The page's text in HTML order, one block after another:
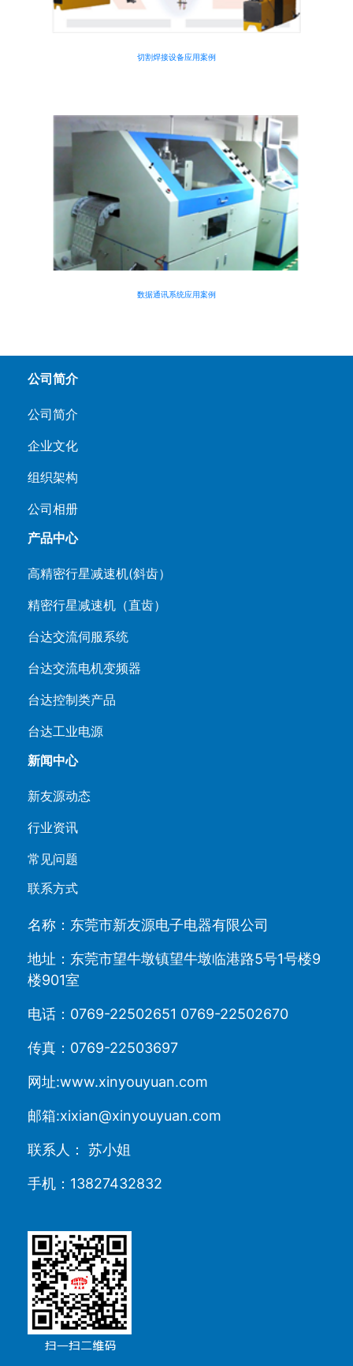
切割焊接设备应用案例
数据通讯系统应用案例
公司简介
公司简介
企业文化
组织架构
公司相册
产品中心
高精密行星减速机(斜齿）
精密行星减速机（直齿）
台达交流伺服系统
台达交流电机变频器
台达控制类产品
台达工业电源
新闻中心
新友源动态
行业资讯
常见问题
联系方式
名称：东莞市新友源电子电器有限公司
地址：东莞市望牛墩镇望牛墩临港路5号1号楼9
楼901室
电话：0769-22502651 0769-22502670
传真：0769-22503697
网址:www.xinyouyuan.com
邮箱:xixian@xinyouyuan.com
联系人： 苏小姐
手机：13827432832